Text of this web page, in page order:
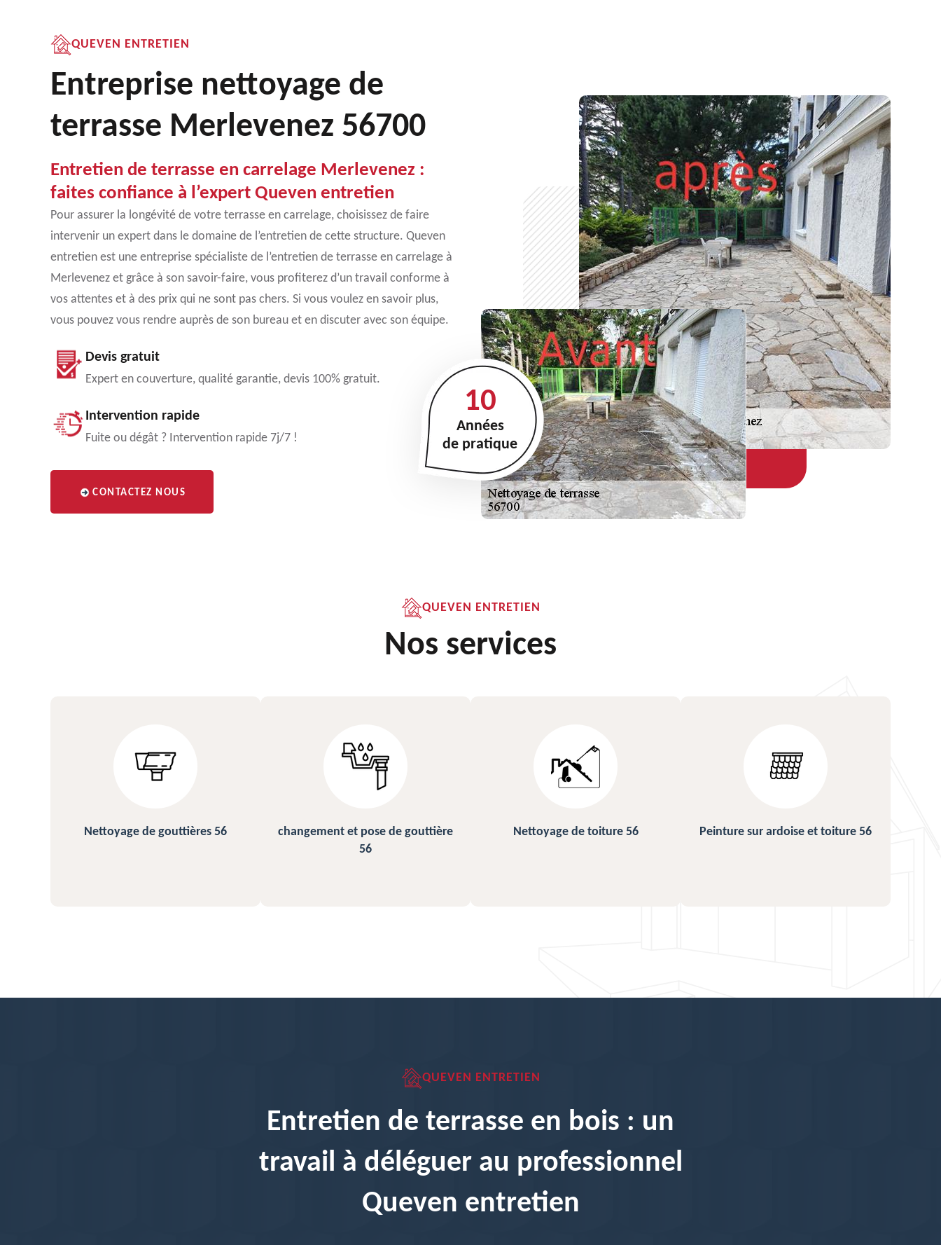
QUEVEN ENTRETIEN
Entreprise nettoyage de
terrasse Merlevenez 56700
Entretien de terrasse en carrelage Merlevenez :
faites confiance à l’expert Queven entretien
Pour assurer la longévité de votre terrasse en carrelage, choisissez de faire
intervenir un expert dans le domaine de l’entretien de cette structure. Queven
entretien est une entreprise spécialiste de l’entretien de terrasse en carrelage à
Merlevenez et grâce à son savoir-faire, vous profiterez d’un travail conforme à
vos attentes et à des prix qui ne sont pas chers. Si vous voulez en savoir plus,
vous pouvez vous rendre auprès de son bureau et en discuter avec son équipe.
Devis gratuit
Expert en couverture, qualité garantie, devis 100% gratuit.
Intervention rapide
Fuite ou dégât ? Intervention rapide 7j/7 !
CONTACTEZ NOUS
10
Années
de pratique
QUEVEN ENTRETIEN
Nos services
changement et pose de gouttière
Nettoyage de toiture 56 Peinture sur ardoise et toiture 56 Urgence fuite de toiture 56
QUEVEN ENTRETIEN
Entretien de terrasse en bois : un
travail à déléguer au professionnel
Queven entretien